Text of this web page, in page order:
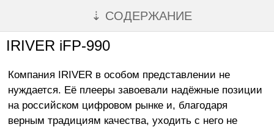
⇣ СОДЕРЖАНИЕ
IRIVER iFP-990
Компания IRIVER в особом представлении не
нуждается. Её плееры завоевали надёжные позиции
на российском цифровом рынке и, благодаря
верным традициям качества, уходить с него не